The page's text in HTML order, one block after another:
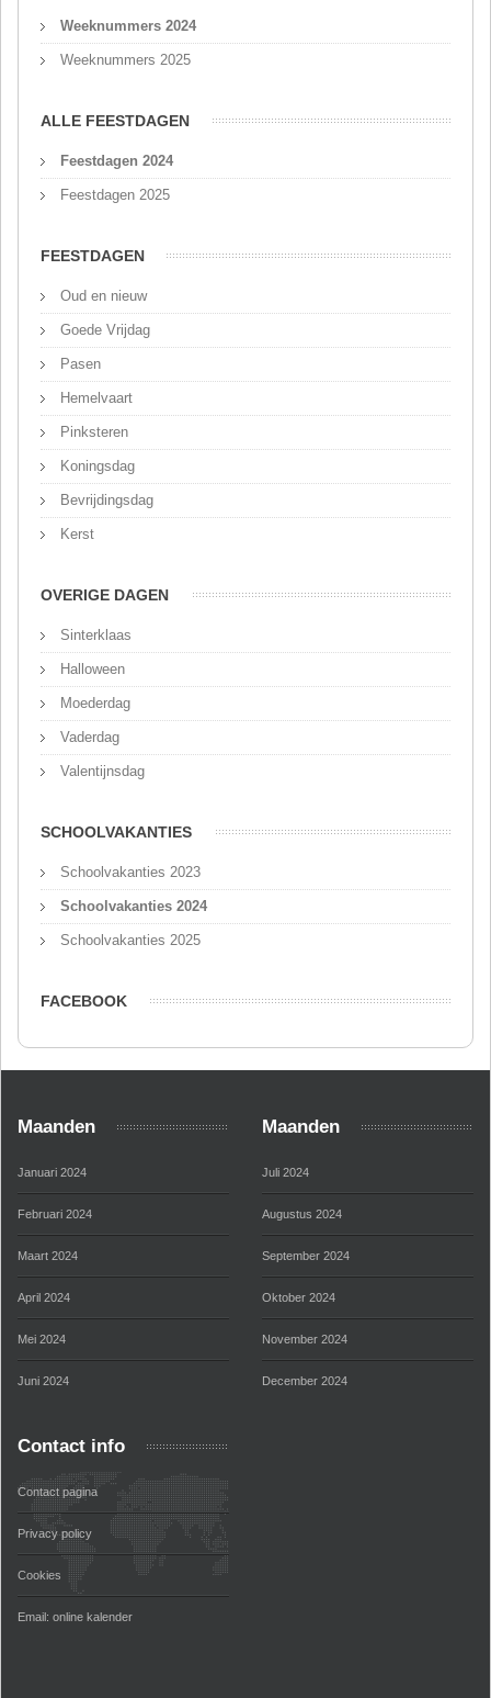
Weeknummers 2024
Weeknummers 2025
ALLE FEESTDAGEN
Feestdagen 2024
Feestdagen 2025
FEESTDAGEN
Oud en nieuw
Goede Vrijdag
Pasen
Hemelvaart
Pinksteren
Koningsdag
Bevrijdingsdag
Kerst
OVERIGE DAGEN
Sinterklaas
Halloween
Moederdag
Vaderdag
Valentijnsdag
SCHOOLVAKANTIES
Schoolvakanties 2023
Schoolvakanties 2024
Schoolvakanties 2025
FACEBOOK
Maanden
Januari 2024
Februari 2024
Maart 2024
April 2024
Mei 2024
Juni 2024
Maanden
Juli 2024
Augustus 2024
September 2024
Oktober 2024
November 2024
December 2024
Contact info
Contact pagina
Privacy policy
Cookies
Email: online kalender